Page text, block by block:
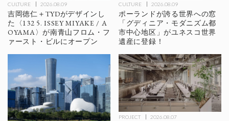
CULTURE 2026.08.09
吉岡徳仁＋TYDがデザインし
た〈132 5. ISSEY MIYAKE / A
OYAMA〉が南青山フロム・フ
ァースト・ビルにオープン
CULTURE 2026.08.09
ポーランドが誇る世界への窓
「グディニア・モダニズム都
市中心地区」がユネスコ世界
遺産に登録！
PROJECT 2026.08.07